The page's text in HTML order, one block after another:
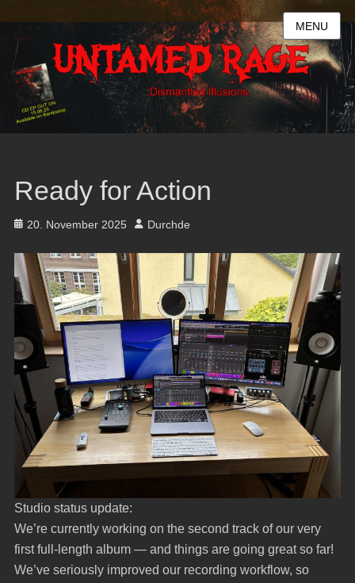
MENU
Ready for Action
Posted
20. November 2025 Author
Durchde
Studio status update:
We’re currently working on the second track of our very
first full-length album — and things are going great so far!
We’ve seriously improved our recording workflow, so